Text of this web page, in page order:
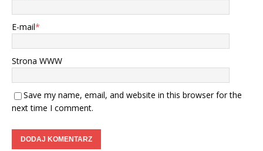
E-mail*
Strona WWW
Save my name, email, and website in this browser for the
next time I comment.